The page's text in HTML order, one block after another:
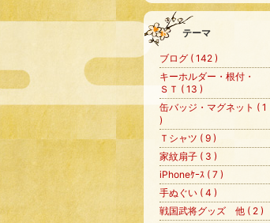
テーマ
ブログ ( 142 )
キーホルダー・根付・
ＳＴ ( 13 )
缶バッジ・マグネット ( 1
)
Ｔシャツ ( 9 )
家紋扇子 ( 3 )
iPhoneｹｰｽ ( 7 )
手ぬぐい ( 4 )
戦国武将グッズ 他 ( 2 )